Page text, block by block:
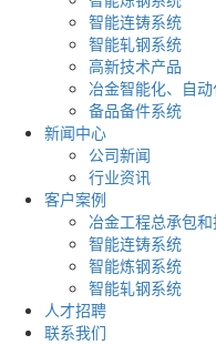
智能连铸系统
智能轧钢系统
高新技术产品
冶金智能化、自
备品备件系统
新闻中心
公司新闻
行业资讯
客户案例
冶金工程总承包
智能连铸系统
智能炼钢系统
智能轧钢系统
人才招聘
联系我们